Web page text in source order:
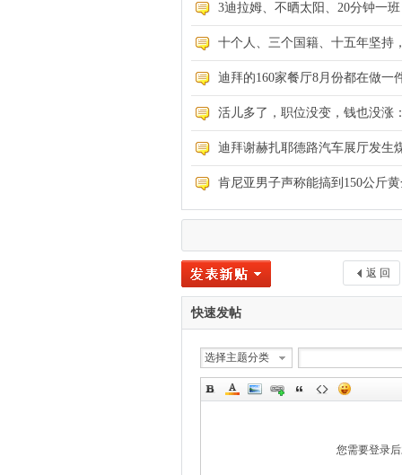
3迪拉姆、不晒太阳、20分钟一
十个人、三个国籍、十五年坚持
迪拜的160家餐厅8月份都在做一
活儿多了，职位没变，钱也没涨
迪拜谢赫扎耶德路汽车展厅发生
肯尼亚男子声称能搞到150公斤
返 回
快速发帖
选择主题分类
您需要登录